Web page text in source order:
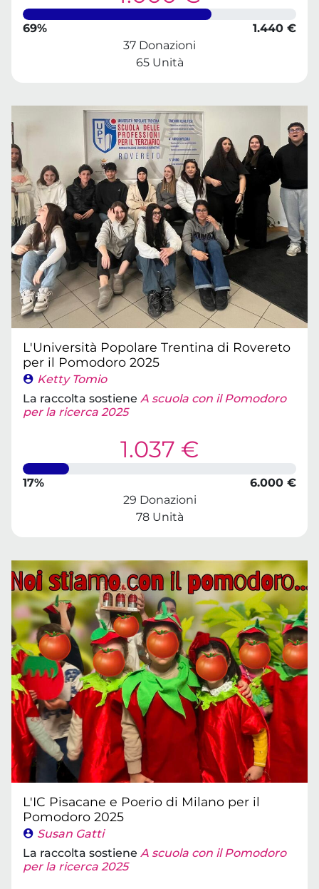
69%
1.440 €
37 Donazioni
65 Unità
L'Università Popolare Trentina di Rovereto
per il Pomodoro 2025
Ketty Tomio
La raccolta sostiene A scuola con il Pomodoro
per la ricerca 2025
1.037 €
17%
6.000 €
29 Donazioni
78 Unità
L'IC Pisacane e Poerio di Milano per il
Pomodoro 2025
Susan Gatti
La raccolta sostiene A scuola con il Pomodoro
per la ricerca 2025